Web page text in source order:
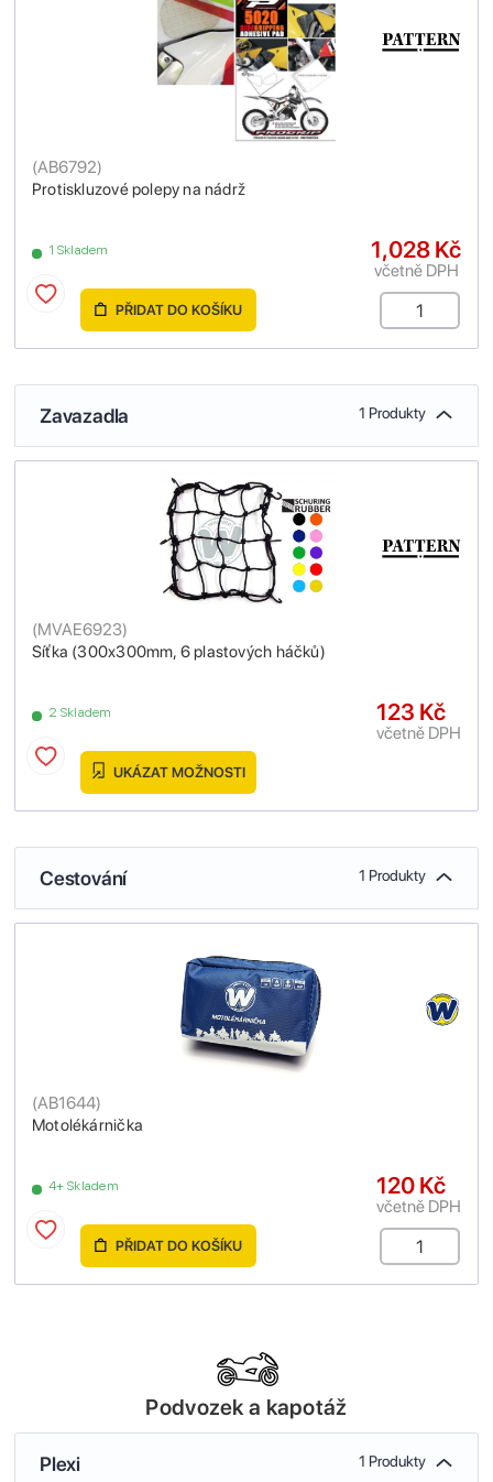
Protiskluzové polepy na nádrž
(AB6792)
1 Skladem 1,028 Kč
včetně DPH
PŘIDAT DO KOŠÍKU
Zavazadla 1 Produkty
Síťka (300x300mm, 6 plastových háčků)
(MVAE6923)
2 Skladem 123 Kč
včetně DPH
UKÁZAT MOŽNOSTI
Cestování 1 Produkty
Motolékárnička
(AB1644)
4+ Skladem 120 Kč
včetně DPH
PŘIDAT DO KOŠÍKU
Podvozek a kapotáž
Plexi 1 Produkty